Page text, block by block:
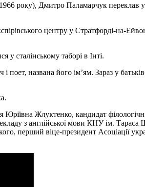
року), Дмитро Паламарчук переклав
центру у Стратфорді-на-
сталінському таборі в Інті.
названа його ім’ям. Зараз у
Жлуктенко, кандидат
з англійської мови КНУ ім.
перший віце-президент Асоціації